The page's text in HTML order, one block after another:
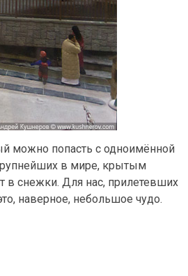
можно попасть с одноимённой
в мире, крытым
в снежки. Для нас, прилетевших
наверное, небольшое чудо.